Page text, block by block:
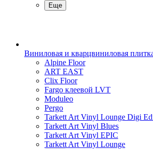
Еще
Виниловая и кварцвиниловая
Alpine Floor
ART EAST
Clix Floor
Fargo клеевой LVT
Moduleo
Pergo
Tarkett Art Vinyl Lounge Digi
Tarkett Art Vinyl Blues
Tarkett Art Vinyl EPIC
Tarkett Art Vinyl Lounge